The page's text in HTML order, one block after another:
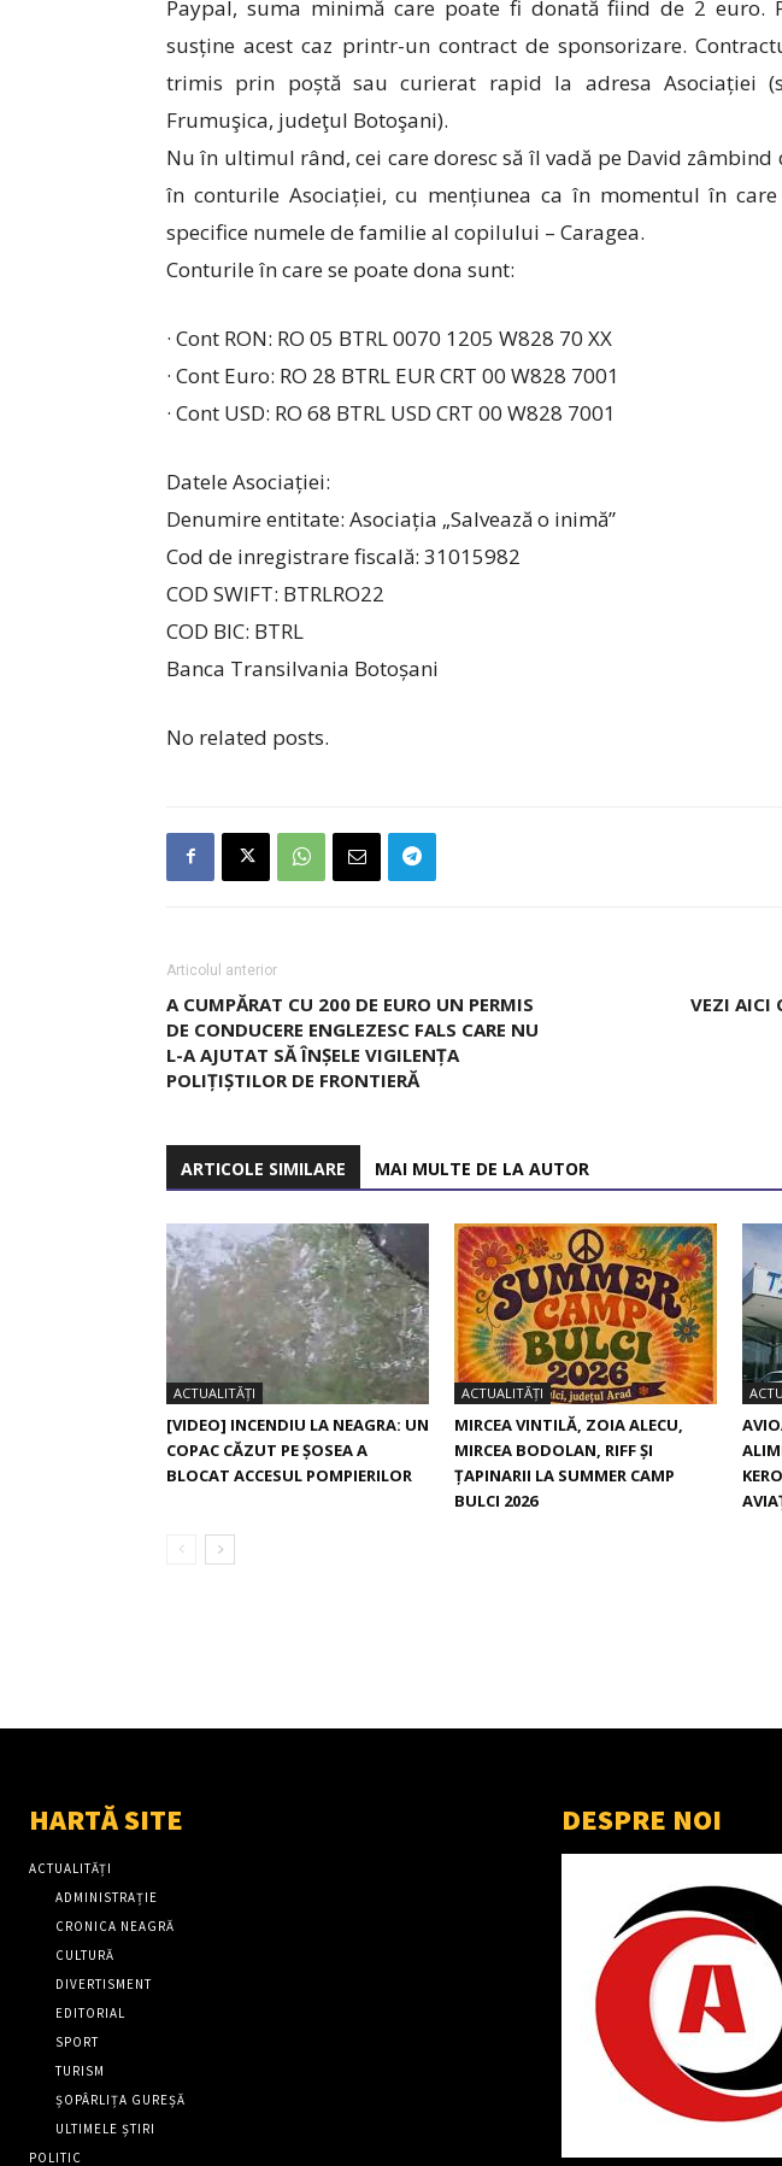
Paypal, suma minimă care poate fi donată fiind de 2 euro.
susține acest caz printr-un contract de sponsorizare.
trimis prin poștă sau curierat rapid la adresa Asociației
Frumuşica, judeţul Botoşani).
Nu în ultimul rând, cei care doresc să îl vadă pe David
în conturile Asociației, cu mențiunea ca în momentul în
specifice numele de familie al copilului – Caragea.
Conturile în care se poate dona sunt:
· Cont RON: RO 05 BTRL 0070 1205 W828 70 XX
· Cont Euro: RO 28 BTRL EUR CRT 00 W828 7001
· Cont USD: RO 68 BTRL USD CRT 00 W828 7001
Datele Asociației:
Denumire entitate: Asociația „Salvează o inimă”
Cod de inregistrare fiscală: 31015982
COD SWIFT: BTRLRO22
COD BIC: BTRL
Banca Transilvania Botoșani
No related posts.
Articolul anterior
A CUMPĂRAT CU 200 DE EURO UN PERMIS
DE CONDUCERE ENGLEZESC FALS CARE NU
L-A AJUTAT SĂ ÎNȘELE VIGILENȚA
POLIȚIȘTILOR DE FRONTIERĂ
VEZI AICI
ARTICOLE SIMILARE MAI MULTE DE LA AUTOR
ACTUALITĂȚI
[VIDEO] INCENDIU LA NEAGRA: UN
COPAC CĂZUT PE ȘOSEA A
BLOCAT ACCESUL POMPIERILOR
ACTUALITĂȚI
MIRCEA VINTILĂ, ZOIA ALECU,
MIRCEA BODOLAN, RIFF ȘI
ȚAPINARII LA SUMMER CAMP
BULCI 2026
HARTĂ SITE
ACTUALITĂȚI
ADMINISTRAȚIE
CRONICA NEAGRĂ
CULTURĂ
DIVERTISMENT
EDITORIAL
SPORT
TURISM
ȘOPÂRLIȚA GUREȘĂ
ULTIMELE ȘTIRI
POLITIC
DESPRE NOI